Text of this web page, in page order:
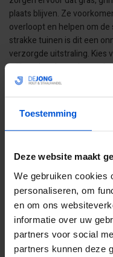
Toestemming
Deze website maakt
We gebruiken cookies
personaliseren, om
en om ons
informatie over uw
partners voor social
partners kunnen deze
plaats blijven. Ze
overloopt en helpen om
strakke tuinen is dit een
verzorgde uitstraling. Kies
stijl van je tuin, zodat ze
MET EEN
VAN JE
Door de juiste materialen
een strakke tuin creëren
een beetje planning en
onderhoudsvriendelijke
Strakke tuinen bieden
nog op? Ga aan de slag